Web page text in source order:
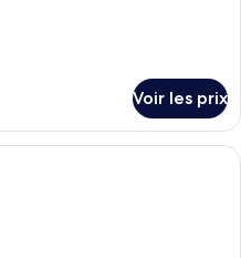
Voir les prix
Une chambre d’hôtel moderne